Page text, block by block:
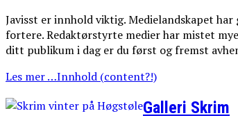
Javisst er innhold viktig. Medielandskapet
fortere. Redaktørstyrte medier har mistet
ditt publikum i dag er du først og fremst
Les mer …Innhold (content?!)
Galleri Skrim